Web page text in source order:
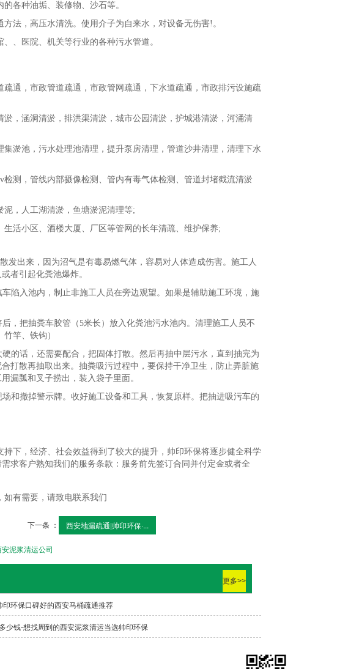
各种油垢、装修物、沙石等。
法，高压水清洗。使用介子为自来水，对设备无伤害!。
、医院、机关等行业的各种污水管道。
通，市政管道疏通，市政管网疏通，下水道疏通，市政排污设施疏
，涵洞清淤，排洪渠清淤，城市公园清淤，护城港清淤，河涌清
淤池，污水处理池清理，提升泵房清理，管道沙井清理，清理下水
测，管线内部摄像检测、管内有毒气体检测、管道封堵截流清淤
，人工湖清淤，鱼塘淤泥清理等;
活小区、酒楼大厦、厂区等管网的长年清疏、维护保养;
发出来，因为沼气是有毒易燃气体，容易对人体造成伤害。施工人
者引起化粪池爆炸。
陷入池内，制止非施工人员在旁边观望。如果是辅助施工环境，施
，把抽粪车胶管（5米长）放入化粪池污水池内。清理施工人员不
竿、铁钩）
的话，还需要配合，把固体打散。然后再抽中层污水，直到抽完为
打散再抽取出来。抽粪吸污过程中，要保持干净卫生，防止弄脏施
漏瓢和叉子捞出，装入袋子里面。
和撤掉警示牌。收好施工设备和工具，恢复原样。把抽进吸污车的
下，经济、社会效益得到了较大的提升，帅印环保将逐步健全科学
求客户熟知我们的服务条款：服务前先签订合同并付定金或者全
有需要，请致电联系我们
下一条 ： 西安地漏疏通|帅印环保·...
安泥浆清运公司
更多>>
印环保口碑好的西安马桶疏通推荐
少钱-想找周到的西安泥浆清运当选帅印环保